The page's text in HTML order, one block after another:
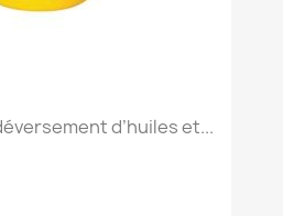
d’huiles et...